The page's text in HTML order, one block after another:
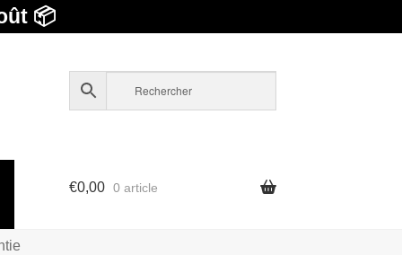
📦
€0,00 0 article